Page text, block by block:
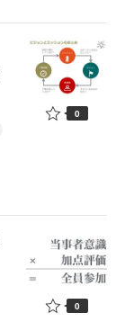
0
0